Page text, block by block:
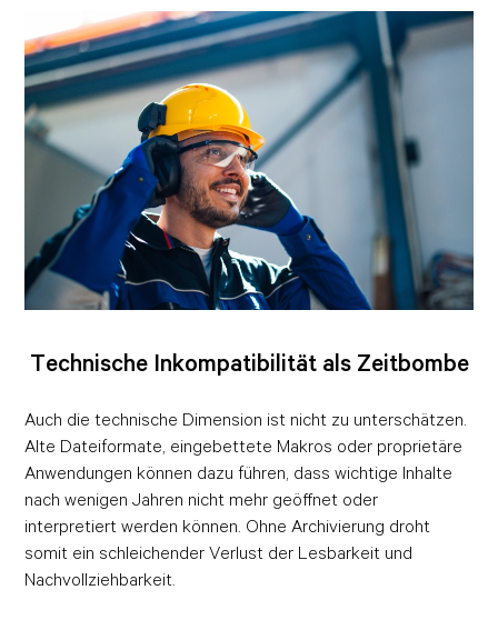
Technische Inkompatibilität als Zeitbombe
Auch die technische Dimension ist nicht zu unterschätzen.
Alte Dateiformate, eingebettete Makros oder proprietäre
Anwendungen können dazu führen, dass wichtige Inhalte
nach wenigen Jahren nicht mehr geöffnet oder
interpretiert werden können. Ohne Archivierung droht
somit ein schleichender Verlust der Lesbarkeit und
Nachvollziehbarkeit.